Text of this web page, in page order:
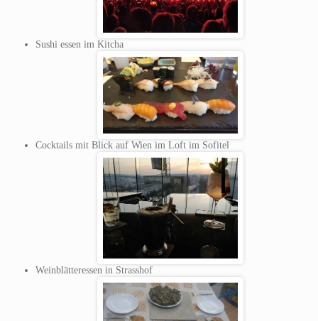
Sushi essen im Kitcha
Cocktails mit Blick auf Wien im Loft im Sofitel
Weinblätteressen in Strasshof